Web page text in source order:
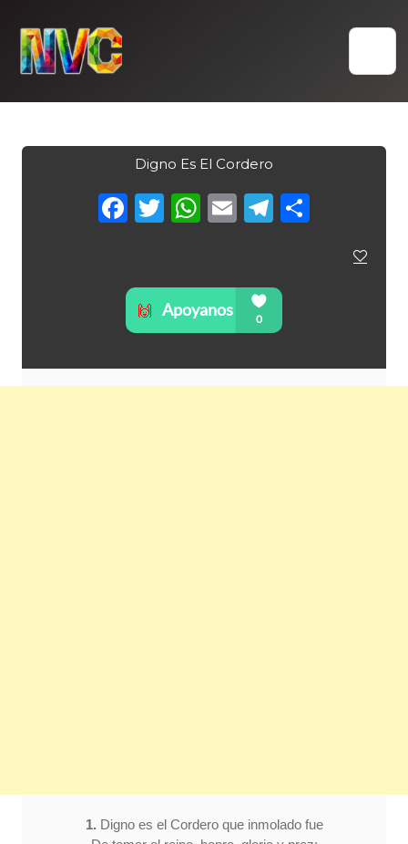
content
Digno Es El Cordero
Facebook
Twitter
WhatsApp
Email
1. Digno es el Cordero que inmolado fue